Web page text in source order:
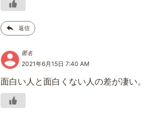
返信
匿名
2021年6月15日 7:40 AM
面白い人と面白くない人の差が凄い。